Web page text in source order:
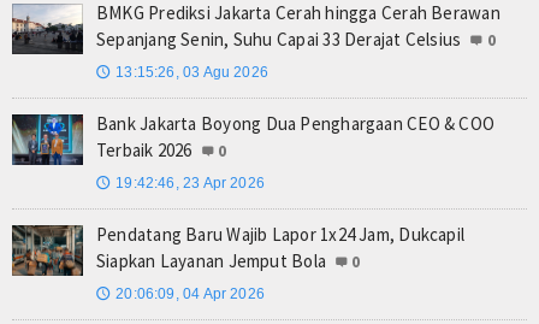
BMKG Prediksi Jakarta Cerah hingga Cerah Berawan
Sepanjang Senin, Suhu Capai 33 Derajat Celsius
0
🕔 13:15:26, 03 Agu 2026
Bank Jakarta Boyong Dua Penghargaan CEO & COO
Terbaik 2026
0
🕔 19:42:46, 23 Apr 2026
Pendatang Baru Wajib Lapor 1x24 Jam, Dukcapil
Siapkan Layanan Jemput Bola
0
🕔 20:06:09, 04 Apr 2026